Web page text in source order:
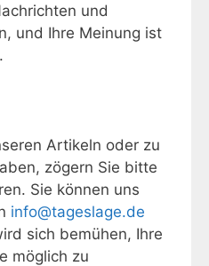
und
und Ihre Meinung ist
Artikeln oder zu
zögern Sie bitte
Sie können uns
info@tageslage.de
sich bemühen, Ihre
möglich zu